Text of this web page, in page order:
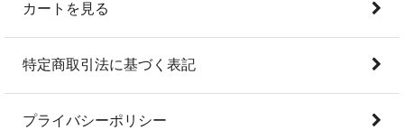
カートを見る
特定商取引法に基づく表記
プライバシーポリシー